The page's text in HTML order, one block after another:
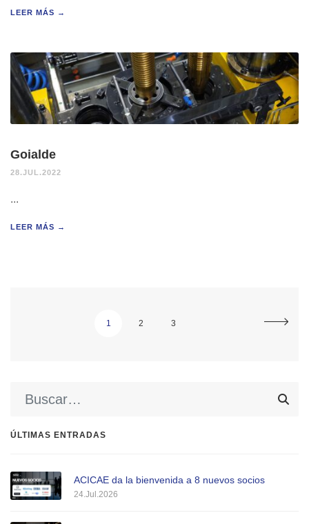
LEER MÁS →
Goialde
28.JUL.2022
...
LEER MÁS →
1 2 3
ÚLTIMAS ENTRADAS
ACICAE da la bienvenida a 8 nuevos socios
24.Jul.2026